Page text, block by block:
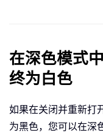
在深色模式
终为白色
如果在关闭并重新打
为黑色，您可以在深